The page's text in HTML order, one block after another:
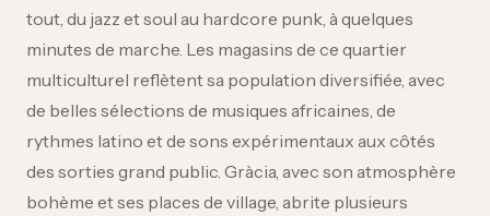
tout, du jazz et soul au hardcore punk, à quelques
minutes de marche. Les magasins de ce quartier
multiculturel reflètent sa population diversifiée, avec
de belles sélections de musiques africaines, de
rythmes latino et de sons expérimentaux aux côtés
des sorties grand public. Gràcia, avec son atmosphère
bohème et ses places de village, abrite plusieurs